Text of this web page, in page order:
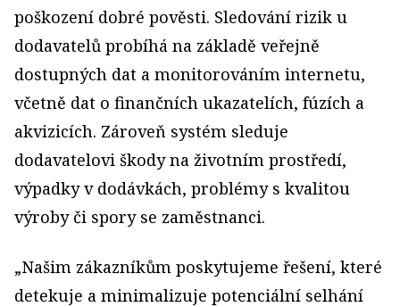
poškození dobré pověsti. Sledování rizik u
dodavatelů probíhá na základě veřejně
dostupných dat a monitorováním internetu,
včetně dat o finančních ukazatelích, fúzích a
akvizicích. Zároveň systém sleduje
dodavatelovi škody na životním prostředí,
výpadky v dodávkách, problémy s kvalitou
výroby či spory se zaměstnanci.
„Našim zákazníkům poskytujeme řešení, které
detekuje a minimalizuje potenciální selhání